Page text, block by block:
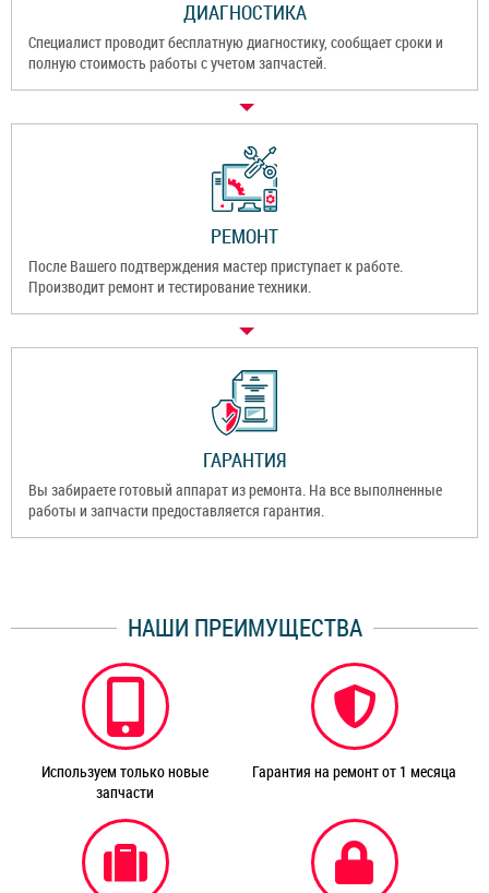
ДИАГНОСТИКА
Специалист проводит бесплатную диагностику, сообщает сроки и
полную стоимость работы с учетом запчастей.
РЕМОНТ
После Вашего подтверждения мастер приступает к работе.
Производит ремонт и тестирование техники.
ГАРАНТИЯ
Вы забираете готовый аппарат из ремонта. На все выполненные
работы и запчасти предоставляется гарантия.
НАШИ ПРЕИМУЩЕСТВА
Используем только новые
запчасти
Гарантия на ремонт от 1 месяца